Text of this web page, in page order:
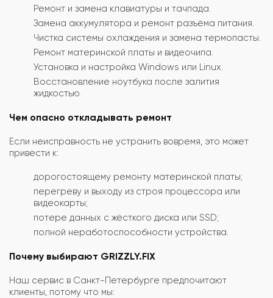
Ремонт и замена клавиатуры и тачпада.
Замена аккумулятора и ремонт разъёма питания.
Чистка системы охлаждения и замена термопасты.
Ремонт материнской платы и видеочипа.
Установка и настройка Windows или Linux.
Восстановление ноутбука после залития
жидкостью.
Чем опасно откладывать ремонт
Если неисправность не устранить вовремя, это может
привести к:
дорогостоящему ремонту материнской платы;
перегреву и выходу из строя процессора или
видеокарты;
потере данных с жёсткого диска или SSD;
полной неработоспособности устройства.
Почему выбирают GRIZZLY.FIX
Наш сервис в Санкт-Петербурге предпочитают
клиенты, потому что мы: